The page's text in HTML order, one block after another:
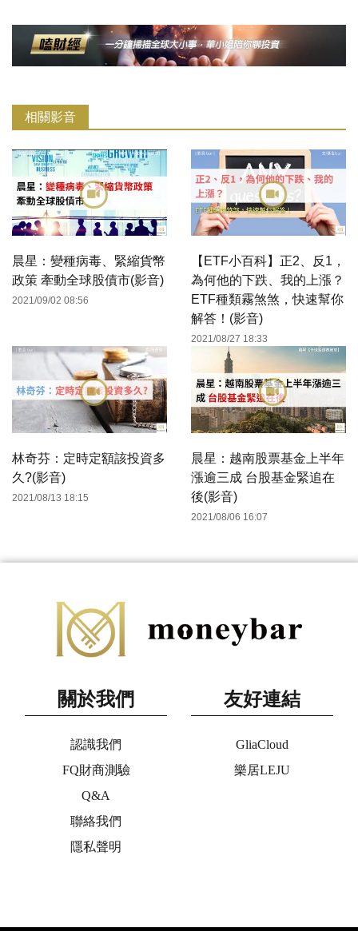
相關影音
晨星：變種病毒、緊縮貨幣
政策 牽動全球股債市(影音)
2021/09/02 08:56
【ETF小百科】正2、反1，
為何他的下跌、我的上漲？
ETF種類霧煞煞，快速幫你
解答！(影音)
2021/08/27 18:33
林奇芬：定時定額該投資多
久?(影音)
2021/08/13 18:15
晨星：越南股票基金上半年
漲逾三成 台股基金緊追在
後(影音)
2021/08/06 16:07
關於我們
認識我們
FQ財商測驗
Q&A
聯絡我們
隱私聲明
友好連結
GliaCloud
樂居LEJU